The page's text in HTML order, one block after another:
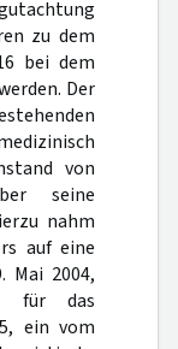
zu dem
bei dem
Der
von
seine
nahm
auf eine
Mai 2004,
für das
ein vom